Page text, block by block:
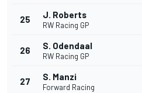
25 J. Roberts
RW Racing GP
26 S. Odendaal
RW Racing GP
27 S. Manzi
Forward Racing